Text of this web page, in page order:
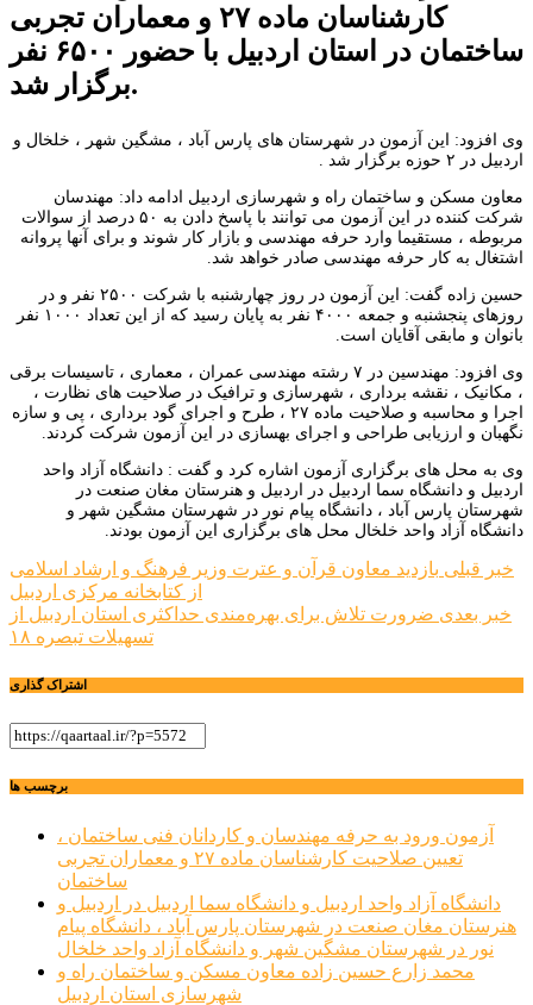
کارشناسان ماده ۲۷ و معماران تجربی
ساختمان در استان اردبیل با حضور ۶۵۰۰ نفر
برگزار شد.
وی افزود: این آزمون در شهرستان های پارس آباد ، مشگین شهر ، خلخال و
اردبیل در ۲ حوزه برگزار شد .
معاون مسکن و ساختمان راه و شهرسازی اردبیل ادامه داد: مهندسان
شرکت کننده در این آزمون می توانند با پاسخ دادن به ۵۰ درصد از سوالات
مربوطه ، مستقیما وارد حرفه مهندسی و بازار کار شوند و برای آنها پروانه
اشتغال به کار حرفه مهندسی صادر خواهد شد.
حسین زاده گفت: این آزمون در روز چهارشنبه با شرکت ۲۵۰۰ نفر و در
روزهای پنجشنبه و جمعه ۴۰۰۰ نفر به پایان رسید که از این تعداد ۱۰۰۰ نفر
بانوان و مابقی آقایان است.
وی افزود: مهندسین در ۷ رشته مهندسی عمران ، معماری ، تاسیسات برقی
، مکانیک ، نقشه برداری ، شهرسازی و ترافیک در صلاحیت های نظارت ،
اجرا و محاسبه و صلاحیت ماده ۲۷ ، طرح و اجرای گود برداری ، پی و سازه
نگهبان و ارزیابی طراحی و اجرای بهسازی در این آزمون شرکت کردند.
وی به محل های برگزاری آزمون اشاره کرد و گفت : دانشگاه آزاد واحد
اردبیل و دانشگاه سما اردبیل در اردبیل و هنرستان مغان صنعت در
شهرستان پارس آباد ، دانشگاه پیام نور در شهرستان مشگین شهر و
دانشگاه آزاد واحد خلخال محل های برگزاری این آزمون بودند.
راهبری
نوشته
خبر قبلی بازدید معاون قرآن و عترت وزیر فرهنگ و ارشاد اسلامی
از کتابخانه مرکزی اردبیل
خبر بعدی ضرورت تلاش برای بهره‌مندی حداکثری استان اردبیل از
تسهیلات تبصره ۱۸
اشتراک گذاری
برچسب ها
آزمون ورود به حرفه مهندسان و کاردانان فنی ساختمان ،
تعیین صلاحیت کارشناسان ماده ۲۷ و معماران تجربی
ساختمان
دانشگاه آزاد واحد اردبیل و دانشگاه سما اردبیل در اردبیل و
هنرستان مغان صنعت در شهرستان پارس آباد ، دانشگاه پیام
نور در شهرستان مشگین شهر و دانشگاه آزاد واحد خلخال
محمد زارع حسین زاده معاون مسکن و ساختمان راه و
شهرسازی استان اردبیل